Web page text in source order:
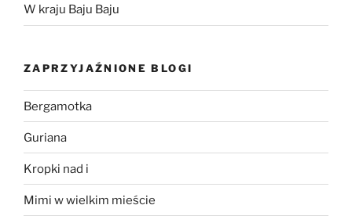
W kraju Baju Baju
ZAPRZYJAŹNIONE BLOGI
Bergamotka
Guriana
Kropki nad i
Mimi w wielkim mieście